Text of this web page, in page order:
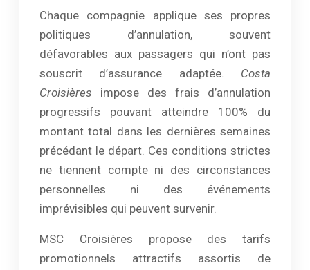
Chaque compagnie applique ses propres
politiques d’annulation, souvent
défavorables aux passagers qui n’ont pas
souscrit d’assurance adaptée. Costa
Croisières impose des frais d’annulation
progressifs pouvant atteindre 100% du
montant total dans les dernières semaines
précédant le départ. Ces conditions strictes
ne tiennent compte ni des circonstances
personnelles ni des événements
imprévisibles qui peuvent survenir.
MSC Croisières propose des tarifs
promotionnels attractifs assortis de